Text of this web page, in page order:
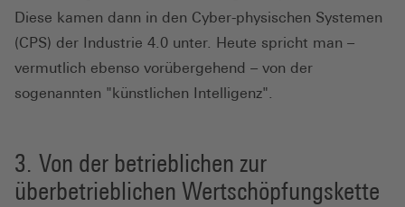
Diese kamen dann in den Cyber-physischen Systemen
(CPS) der Industrie 4.0 unter. Heute spricht man –
vermutlich ebenso vorübergehend – von der
sogenannten "künstlichen Intelligenz".
Von der betrieblichen zur
überbetrieblichen Wertschöpfungskette